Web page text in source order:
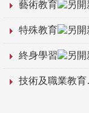
藝術教育
特殊教育
終身學習
技術及職業教育